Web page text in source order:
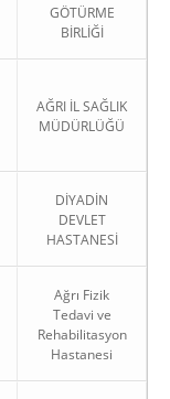
GÖTÜRME
BİRLİĞİ
AĞRI İL SAĞLIK
MÜDÜRLÜĞÜ
DİYADİN
DEVLET
HASTANESİ
Ağrı Fizik
Tedavi ve
Rehabilitasyon
Hastanesi